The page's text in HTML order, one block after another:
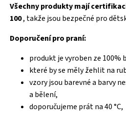
Všechny produkty mají
100, takže jsou bezpečné pro
Doporučení pro praní:
produkt je vyroben ze 100%
které by se měly žehlit na
vzory jsou barevné a barvy
a bělení,
doporučujeme prát na 40 °C,